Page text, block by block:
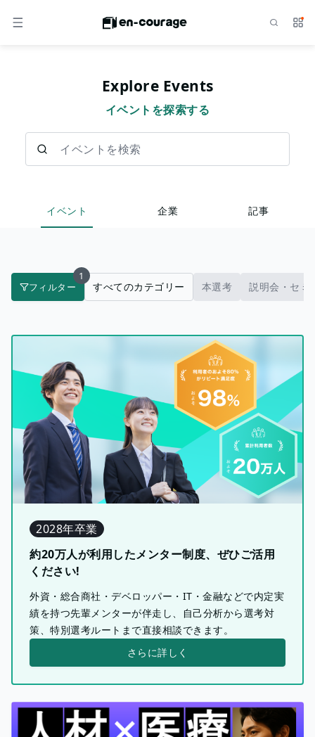
メニュー サ
Explore Events
イベントを探索する
イベント 企業 記事
フィルター
1
すべてのカテゴリー 本選考 説明会・セミ
2028年卒業
約20万人が利用したメンター制度、ぜひご活用
ください!
外資・総合商社・デベロッパー・IT・金融などで内定実
績を持つ先輩メンターが伴走し、自己分析から選考対
策、特別選考ルートまで直接相談できます。
さらに詳しく